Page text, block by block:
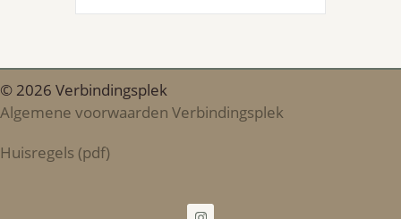
© 2026 Verbindingsplek
Algemene voorwaarden Verbindingsplek
Huisregels (pdf)